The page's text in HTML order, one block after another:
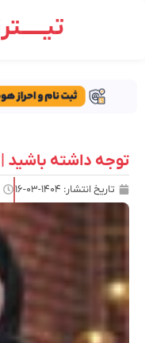
تیـــــتر24
توجه داشته باشید |
تاریخ انتشار: ۱۴۰۴-۰۳-۱۶